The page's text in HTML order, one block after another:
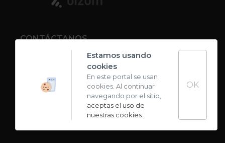
CONTÁCTANOS
Carta de sabores
Estamos usando
cookies
En este portal se usan
cookies. Al continuar
navegando por el sitio,
aceptas el uso de
nuestras cookies.
OK